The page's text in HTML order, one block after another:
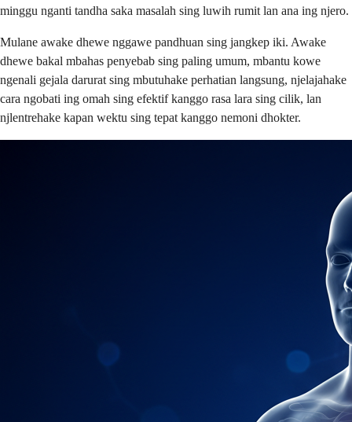
minggu nganti tandha saka masalah sing luwih rumit lan ana ing njero.
Mulane awake dhewe nggawe pandhuan sing jangkep iki. Awake
dhewe bakal mbahas penyebab sing paling umum, mbantu kowe
ngenali gejala darurat sing mbutuhake perhatian langsung, njelajahake
cara ngobati ing omah sing efektif kanggo rasa lara sing cilik, lan
njlentrehake kapan wektu sing tepat kanggo nemoni dhokter.